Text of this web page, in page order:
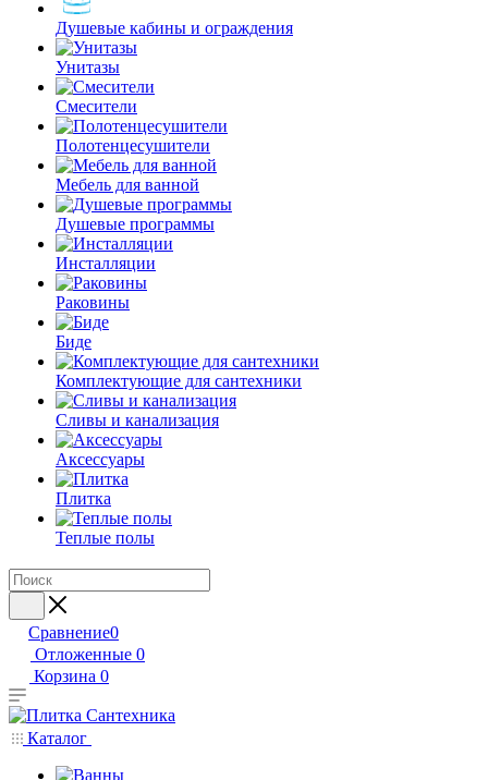
Душевые кабины и ограждения
Унитазы
Смесители
Полотенцесушители
Мебель для ванной
Душевые программы
Инсталляции
Раковины
Биде
Комплектующие для сантехники
Сливы и канализация
Аксессуары
Плитка
Теплые полы
Сравнение0
Отложенные 0
Корзина 0
Каталог